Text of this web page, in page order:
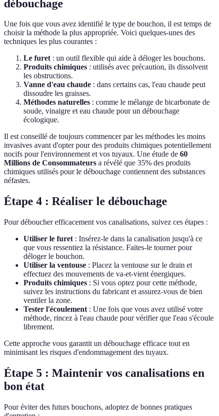
débouchage
Une fois que vous avez identifié le type de bouchon, il est temps de
choisir la méthode la plus appropriée. Voici quelques-unes des
techniques les plus courantes :
Le furet: un outil flexible qui aide à déloger les bouchons.
Produits chimiques : utilisés avec précaution, ils dissolvent
les obstructions.
Vanne d'eau chaude : dans certains cas, l'eau chaude peut
dissoudre les graisses.
Méthodes naturelles : comme le mélange de bicarbonate de
soude, vinaigre et eau chaude pour un débouchage
écologique.
Il est conseillé de toujours commencer par les méthodes les moins
invasives avant d'opter pour des produits chimiques potentiellement
nocifs pour l'environnement et vos tuyaux. Une étude de 60
Millions de Consommateurs a révélé que 35% des produits
chimiques utilisés pour le débouchage contiennent des substances
néfastes.
Étape 4 : Réaliser le débouchage
Pour déboucher efficacement vos canalisations, suivez ces étapes :
Utiliser le furet : Insérez-le dans la canalisation jusqu'à ce
que vous ressentiez la résistance. Faites-le tourner pour
déloger le bouchon.
Utiliser la ventouse : Placez la ventouse sur le drain et
effectuez des mouvements de va-et-vient énergiques.
Produits chimiques : Si vous optez pour cette méthode,
suivez les instructions du fabricant et assurez-vous de bien
ventiler la zone.
Tester l'écoulement : Une fois que vous avez utilisé votre
méthode, rincez à l'eau chaude pour vérifier que l'eau s'écoule
librement.
Cette approche vous garantit un débouchage efficace tout en
minimisant les risques d'endommagement des tuyaux.
Étape 5 : Maintenir vos canalisations en
bon état
Pour éviter des futurs bouchons, adoptez de bonnes pratiques